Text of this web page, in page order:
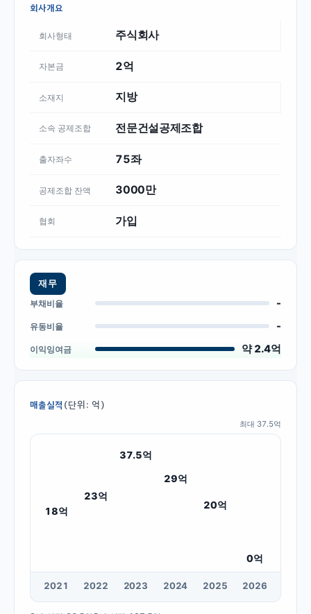
회사개요
회사형태 주식회사
자본금 2억
소재지 지방
소속 공제조합 전문건설공제조합
출자좌수 75좌
공제조합 잔액 3000만
협회 가입
재무
부채비율
-
유동비율 -
이익잉여금 약 2.4억
매출실적 (단위: 억)
최대 37.5억
18억
23억
37.5억
29억
20억
0억
2021 2022 2023 2024 2025 2026